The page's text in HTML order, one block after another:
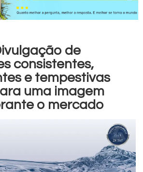
de
consistentes,
e tempestivas
uma imagem
o mercado